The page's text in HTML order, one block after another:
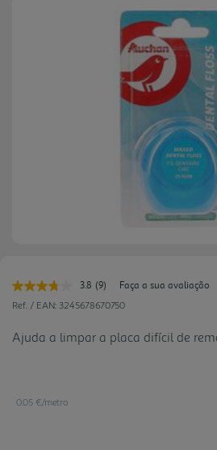
3.8 Leu
9
Link
para
(9)
Faça a sua avaliação
Ref. / EAN: 3245678670750
Ajuda a limpar a placa difícil de
0.05 €/metro